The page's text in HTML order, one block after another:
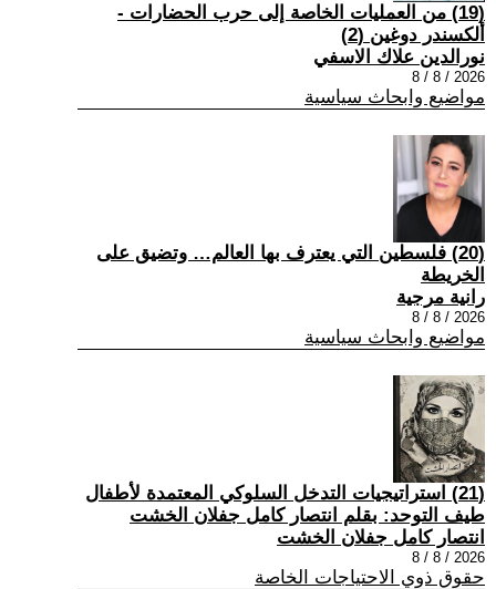
(19) من العمليات الخاصة إلى حرب الحضارات -
ألكسندر دوغين (2)
نورالدين علاك الاسفي
2026 / 8 / 8
مواضيع وابحاث سياسية
(20) فلسطين التي يعترف بها العالم… وتضيق على
الخريطة
رانية مرجية
2026 / 8 / 8
مواضيع وابحاث سياسية
(21) استراتيجيات التدخل السلوكي المعتمدة لأطفال
طيف التوحد: بقلم انتصار كامل جفلان الخشت
انتصار كامل جفلان الخشت
2026 / 8 / 8
حقوق ذوي الاحتياجات الخاصة